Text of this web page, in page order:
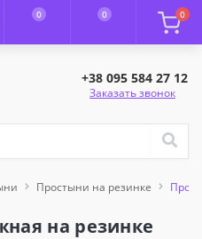
0 0 0
+38 095 584 27 12
Заказать звонок
Простыни на резинке
на резинке